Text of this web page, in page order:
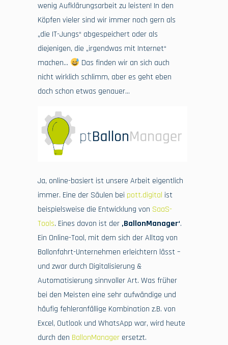
wenig Aufklärungsarbeit zu leisten! In den
Köpfen vieler sind wir immer noch gern als
„die IT-Jungs“ abgespeichert oder als
diejenigen, die „irgendwas mit Internet“
machen…
Das finden wir an sich auch
nicht wirklich schlimm, aber es geht eben
doch schon etwas genauer…
Ja, online-basiert ist unsere Arbeit eigentlich
immer. Eine der Säulen bei pott.digital ist
beispielsweise die Entwicklung von SaaS-
Tools. Eines davon ist der ‚BallonManager‘.
Ein Online-Tool, mit dem sich der Alltag von
Ballonfahrt-Unternehmen erleichtern lässt –
und zwar durch Digitalisierung &
Automatisierung sinnvoller Art. Was früher
bei den Meisten eine sehr aufwändige und
häufig fehleranfällige Kombination z.B. von
Excel, Outlook und WhatsApp war, wird heute
durch den BallonManager ersetzt.